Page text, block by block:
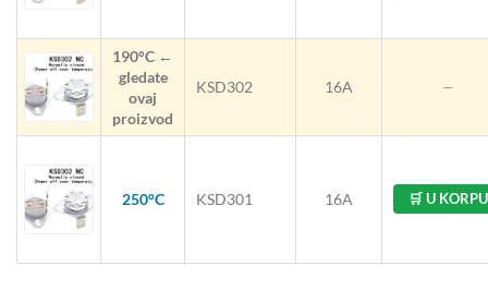
190°C ←
gledate
ovaj
proizvod
KSD302 16A —
250°C KSD301 16A 🛒 U KORPU